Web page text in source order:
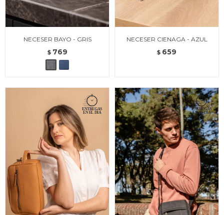
NECESER BAYO - GRIS
$ 769
NECESER CIENAGA - AZUL
$ 659